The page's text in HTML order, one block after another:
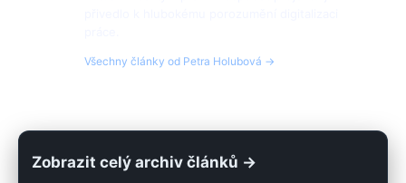
Všechny články od Petra Holubová →
Zobrazit celý archiv článků →